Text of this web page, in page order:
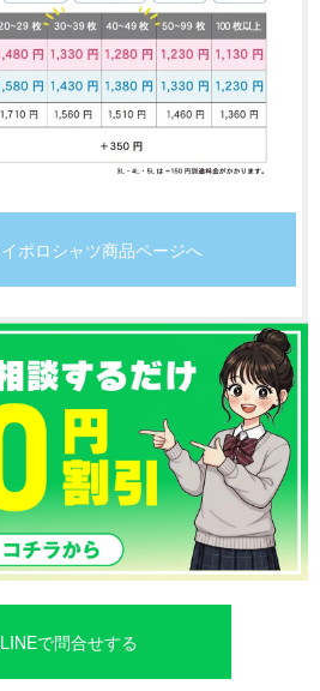
ポロシャツ商品ページへ
で問合せする